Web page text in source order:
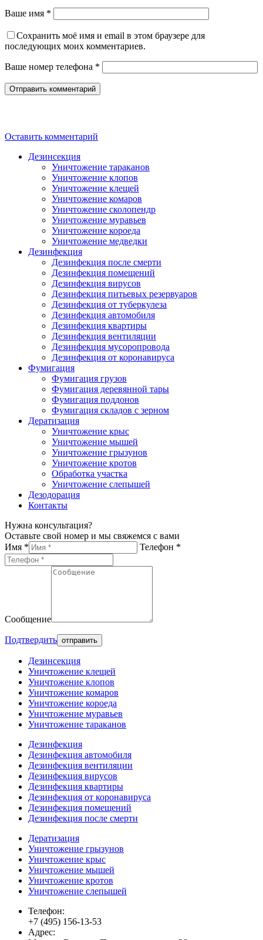
Ваше имя *
Сохранить моё имя и email в этом браузере для
последующих моих комментариев.
Ваше номер телефона *
Оставить комментарий
Дезинсекция
Уничтожение тараканов
Уничтожение клопов
Уничтожение клещей
Уничтожение комаров
Уничтожение сколопендр
Уничтожение муравьев
Уничтожение короеда
Уничтожение медведки
Дезинфекция
Дезинфекция после смерти
Дезинфекция помещений
Дезинфекция вирусов
Дезинфекция питьевых резервуаров
Дезинфекция от туберкулеза
Дезинфекция автомобиля
Дезинфекция квартиры
Дезинфекция вентиляции
Дезинфекция мусоропровода
Дезинфекция от коронавируса
Фумигация
Фумигация грузов
Фумигация деревянной тары
Фумигация поддонов
Фумигация складов с зерном
Дератизация
Уничтожение крыс
Уничтожение мышей
Уничтожение грызунов
Уничтожение кротов
Обработка участка
Уничтожение слепышей
Дезодорация
Контакты
Нужна консультация?
Оставьте свой номер и мы свяжемся с вами
Имя *
Телефон *
Сообщение
Подтвердить
Дезинсекция
Уничтожение клещей
Уничтожение клопов
Уничтожение комаров
Уничтожение короеда
Уничтожение муравьев
Уничтожение тараканов
Дезинфекция
Дезинфекция автомобиля
Дезинфекция вентиляции
Дезинфекция вирусов
Дезинфекция квартиры
Дезинфекция от коронавируса
Дезинфекция помещений
Дезинфекция после смерти
Дератизация
Уничтожение грызунов
Уничтожение крыс
Уничтожение мышей
Уничтожение кротов
Уничтожение слепышей
Телефон:
+7 (495) 156-13-53
Адрес: